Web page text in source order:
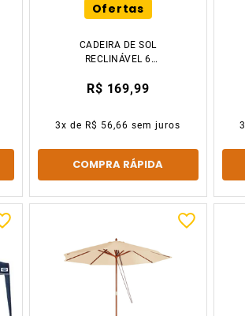
Ofertas
CADEIRA DE SOL
RECLINÁVEL 6
2107 MOR
R$ 169,99
3x de R$ 56,66 sem juros
COMPRA RÁPIDA
3